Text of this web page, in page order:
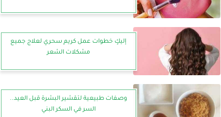
إليكٍ خطوات عمل كريم سحري لعلاج جميع
مشكلات الشعر
وصفات طبيعية لتقشير البشرة قبل العيد..
السر في السكر البني